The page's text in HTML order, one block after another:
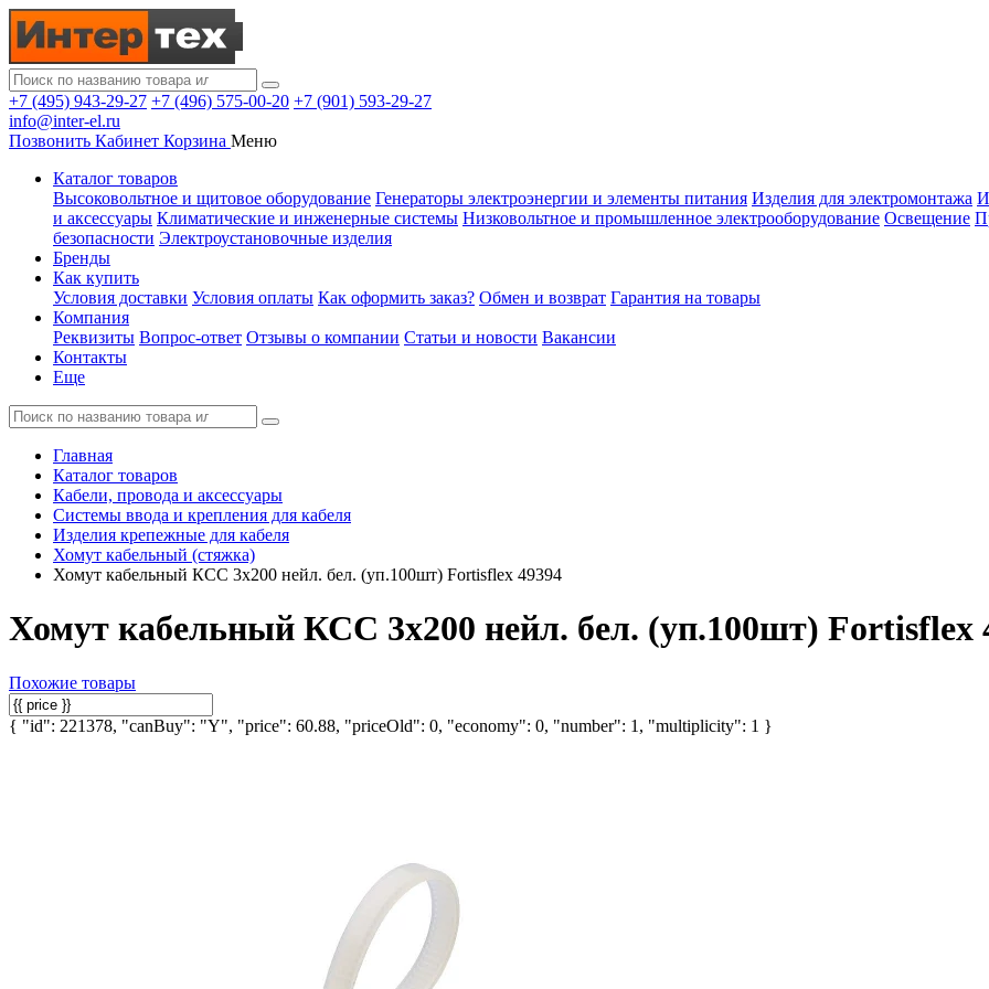
+7 (495) 943-29-27 +7 (496) 575-00-20 +7 (901) 593-29-27
info@inter-el.ru
Позвонить Кабинет Корзина Меню
Каталог товаров
Высоковольтное и щитовое оборудование Генераторы электроэнергии и элементы питания Изделия для электромонтажа
и аксессуары Климатические и инженерные системы Низковольтное и промышленное электрооборудование Освещение
безопасности Электроустановочные изделия
Бренды
Как купить
Условия доставки Условия оплаты Как оформить заказ? Обмен и возврат Гарантия на товары
Компания
Реквизиты Вопрос-ответ Отзывы о компании Статьи и новости Вакансии
Контакты
Еще
Главная
Каталог товаров
Кабели, провода и аксессуары
Системы ввода и крепления для кабеля
Изделия крепежные для кабеля
Хомут кабельный (стяжка)
Хомут кабельный КСС 3х200 нейл. бел. (уп.100шт) Fortisflex 49394
Хомут кабельный КСС 3х200 нейл. бел. (уп.100шт) Fortisflex
Похожие товары
{ "id": 221378, "canBuy": "Y", "price": 60.88, "priceOld": 0, "economy": 0, "number": 1, "multiplicity": 1 }